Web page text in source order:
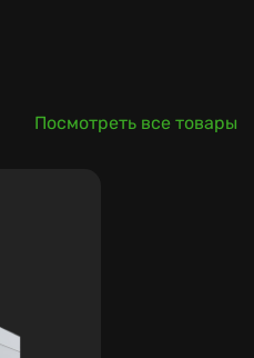
Посмотреть все товары